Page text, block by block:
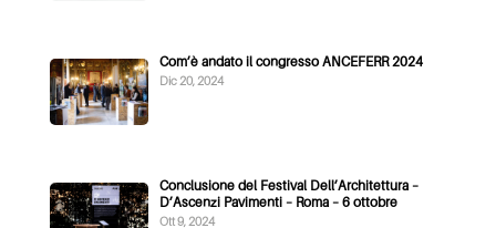
Com’è andato il congresso ANCEFERR 2024
Dic 20, 2024
Conclusione del Festival Dell’Architettura –
D’Ascenzi Pavimenti – Roma – 6 ottobre
Ott 9, 2024